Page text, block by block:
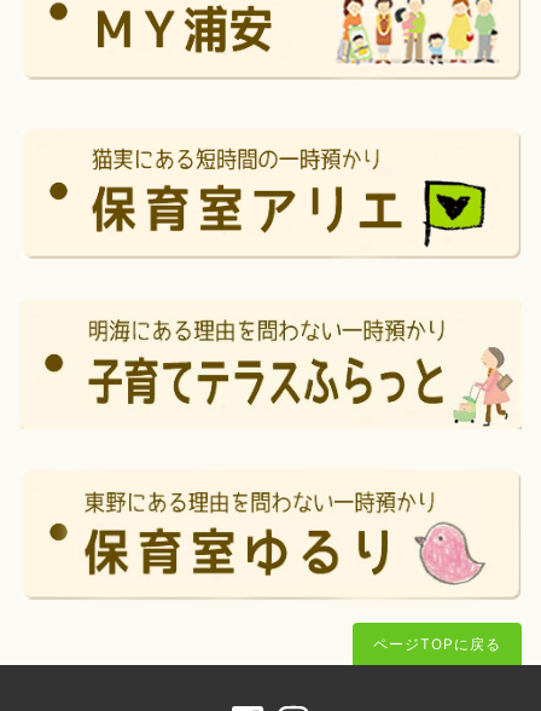
ページTOPに戻る